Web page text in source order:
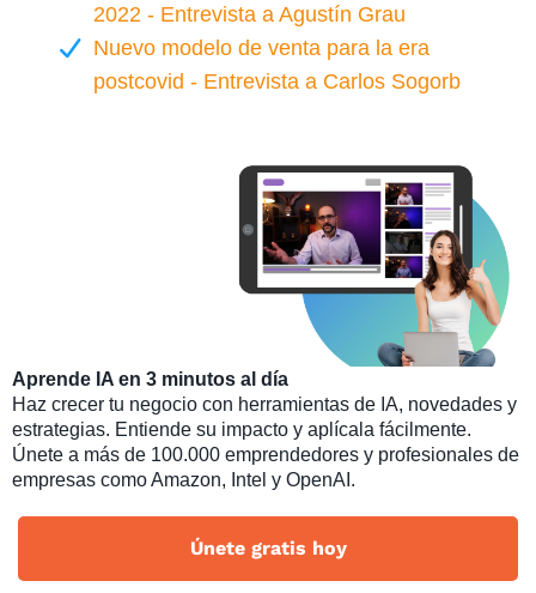
2022 - Entrevista a Agustín Grau
Nuevo modelo de venta para la era
postcovid - Entrevista a Carlos Sogorb
Aprende IA en 3 minutos al día
Haz crecer tu negocio con herramientas de IA, novedades y
estrategias. Entiende su impacto y aplícala fácilmente.
Únete a más de 100.000 emprendedores y profesionales de
empresas como Amazon, Intel y OpenAI.
Únete gratis hoy